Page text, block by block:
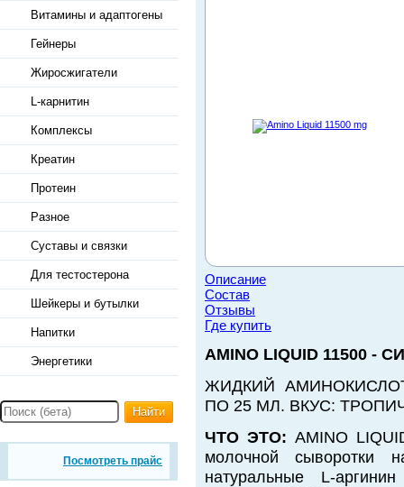
Витамины и адаптогены
Гейнеры
Жиросжигатели
L-карнитин
Комплексы
Креатин
Протеин
Разное
Суставы и связки
Для тестостерона
Шейкеры и бутылки
Напитки
Энергетики
Найти
Посмотреть прайс
Описание
Состав
Отзывы
Где купить
AMINO LIQUID 11500
ЖИДКИЙ
ПО 25 МЛ. ВКУС:
ЧТО ЭТО: AMINO
молочной сыворотки
натуральные L-